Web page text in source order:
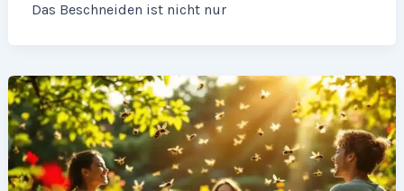
Das Beschneiden ist nicht nur